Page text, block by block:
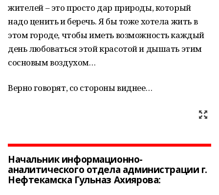
жителей – это просто дар природы, который
надо ценить и беречь. Я бы тоже хотела жить в
этом городе, чтобы иметь возможность каждый
день любоваться этой красотой и дышать этим
сосновым воздухом…
Верно говорят, со стороны виднее…
Начальник информационно-
аналитического отдела администрации г.
Нефтекамска Гульназ Ахиярова: